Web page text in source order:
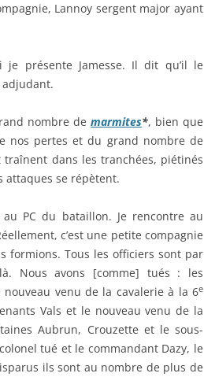
Lannoy sergent major ayant
présente Jamesse. Il dit qu’il le
adjudant.
nombre demarmites*, bien que
nos pertes et du grand nombre de
dans les tranchées, piétinés
attaques se répètent.
PC du bataillon. Je rencontre au
c’est une petite compagnie
formions. Tous les officiers sont par
Nous avons [comme] tués : les
venu de la cavalerie à la 6e
Vals et le nouveau venu de la
Aubrun, Crouzette et le sous-
tué et le commandant Dazy, le
ils sont au nombre de plus de